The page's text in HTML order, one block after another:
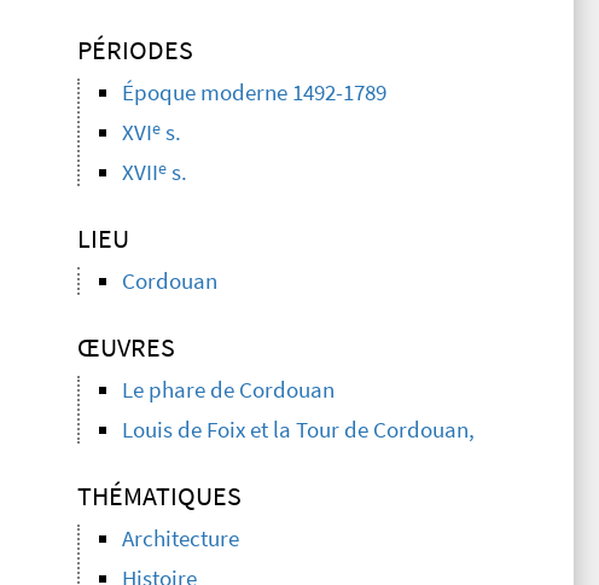
PÉRIODES
Époque moderne 1492-1789
XVIe s.
XVIIe s.
LIEU
Cordouan
ŒUVRES
Le phare de Cordouan
Louis de Foix et la Tour de Cordouan,
THÉMATIQUES
Architecture
Histoire